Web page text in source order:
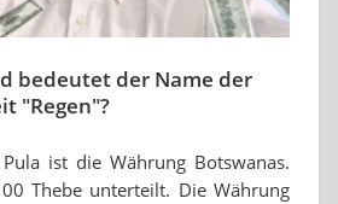
bedeutet der Name der
"Regen"?
ist die Währung Botswanas.
Thebe unterteilt. Die Währung